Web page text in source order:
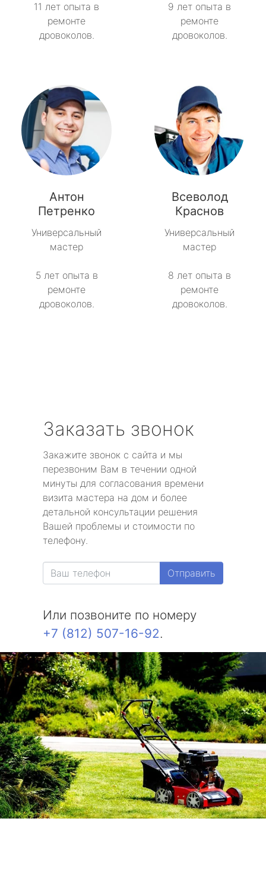
11 лет опыта в
ремонте
дровоколов.
9 лет опыта в
ремонте
дровоколов.
Антон
Петренко
Универсальный
мастер
5 лет опыта в
ремонте
дровоколов.
Всеволод
Краснов
Универсальный
мастер
8 лет опыта в
ремонте
дровоколов.
Заказать звонок
Закажите звонок с сайта и мы
перезвоним Вам в течении одной
минуты для согласования времени
визита мастера на дом и более
детальной консультации решения
Вашей проблемы и стоимости по
телефону.
Отправить
Или позвоните по номеру
+7 (812) 507-16-92.